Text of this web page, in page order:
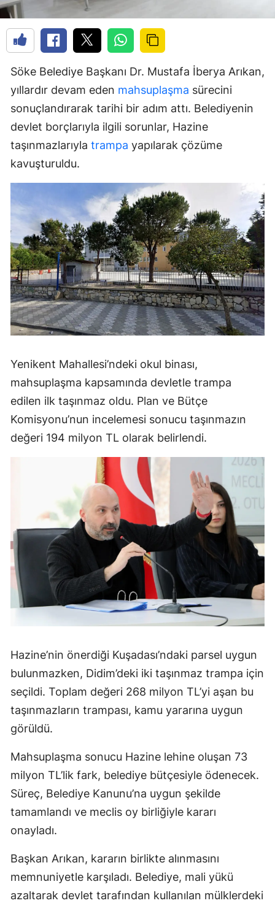
Söke Belediye Başkanı Dr. Mustafa İberya Arıkan,
yıllardır devam eden mahsuplaşma sürecini
sonuçlandırarak tarihi bir adım attı. Belediyenin
devlet borçlarıyla ilgili sorunlar, Hazine
taşınmazlarıyla trampa yapılarak çözüme
kavuşturuldu.
Yenikent Mahallesi’ndeki okul binası,
mahsuplaşma kapsamında devletle trampa
edilen ilk taşınmaz oldu. Plan ve Bütçe
Komisyonu’nun incelemesi sonucu taşınmazın
değeri 194 milyon TL olarak belirlendi.
Hazine’nin önerdiği Kuşadası’ndaki parsel uygun
bulunmazken, Didim’deki iki taşınmaz trampa için
seçildi. Toplam değeri 268 milyon TL’yi aşan bu
taşınmazların trampası, kamu yararına uygun
görüldü.
Mahsuplaşma sonucu Hazine lehine oluşan 73
milyon TL’lik fark, belediye bütçesiyle ödenecek.
Süreç, Belediye Kanunu’na uygun şekilde
tamamlandı ve meclis oy birliğiyle kararı
onayladı.
Başkan Arıkan, kararın birlikte alınmasını
memnuniyetle karşıladı. Belediye, mali yükü
azaltarak devlet tarafından kullanılan mülklerdeki